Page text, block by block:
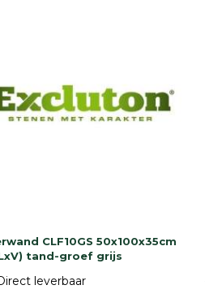
CLF10GS 50x100x35cm
tand-groef grijs
leverbaar